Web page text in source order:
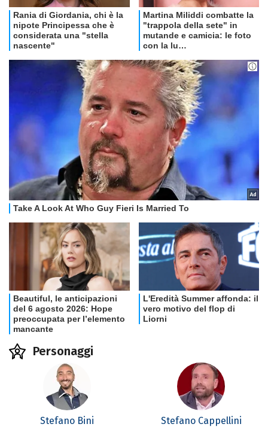
Personaggi
Stefano Bini Stefano Cappellini